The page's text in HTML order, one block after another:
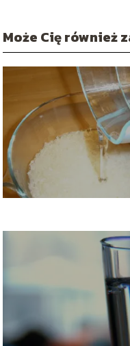
Może Cię również